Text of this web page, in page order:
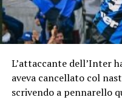
L’attaccante dell’Inter
aveva cancellato col
scrivendo a pennarello